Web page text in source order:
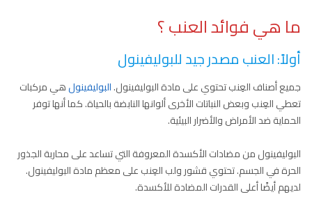
ما هي فوائد العنب ؟
أولاً: العنب مصدر جيد للبوليفينول
جميع أصناف العِنب تحتوي على مادة البوليفينول.البوليفينولهي مركبات
تعطي العِنب وبعض النباتات الأخرى ألوانها النابضة بالحياة. كما أنها توفر
الحماية ضد الأمراض والأضرار البيئية.
البوليفينول من مضادات الأكسدة المعروفة التي تساعد على محاربة الجذور
الحرة في الجسم. تحتوي قشور ولب العِنب على معظم مادة البوليفينول.
لديهم أيضًا أعلى القدرات المضادة للأكسدة.